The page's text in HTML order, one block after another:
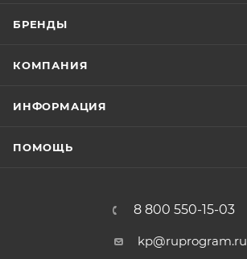
БРЕНДЫ
КОМПАНИЯ
ИНФОРМАЦИЯ
ПОМОЩЬ
8 800 550-15-03
kp@ruprogram.ru